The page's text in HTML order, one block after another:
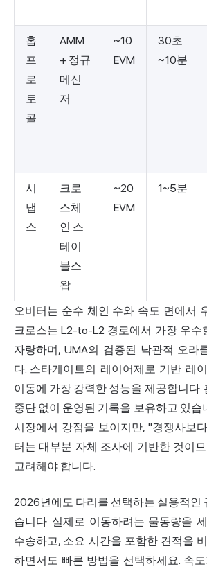
홉
프
로
토
콜
AMM
+ 정규
메신
저
~10
EVM
30초
~10분
시
냅
스
크로
스체
인 스
테이
블스
왑
~20
EVM
1~5분
오비터는 순수 체인 수와 속도 면에서
크로스는 L2-to-L2 경로에서 가장 우수
자랑하며, UMA의 검증된 낙관적 오라
다. 스타게이트의 레이어제로 기반 레
이동에 가장 강력한 성능을 제공합니다.
중단 없이 운영된 기록을 보유하고 있습
시장에서 강점을 보이지만, "경쟁사보
터는 대부분 자체 조사에 기반한 것이
고려해야 합니다.
2026년에도 다리를 선택하는 실용적인
습니다. 실제로 이동하려는 물동량을
수송하고, 소요 시간을 포함한 견적을
하면서도 빠른 방법을 선택하세요. 속